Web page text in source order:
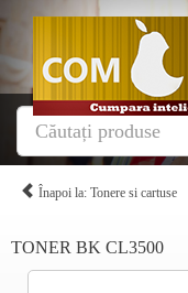
Înapoi la: Tonere si cartuse
TONER BK CL3500